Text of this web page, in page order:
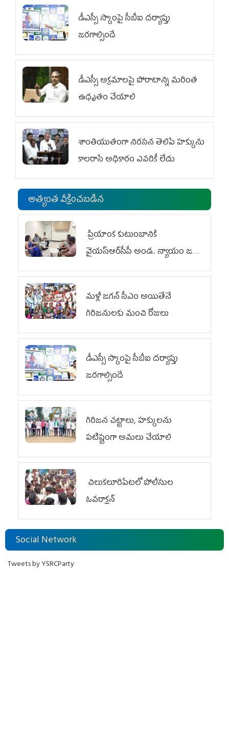
డీఎస్సీ స్కాంపై సీబీఐ దర్యాప్తు
జరగాల్సిందే
డీఎస్సీ అక్రమాలపై పోరాటాన్ని మరింత
ఉధృతం చేయాలి
శాంతియుతంగా నిరసన తెలిపే హక్కును
కాలరాసే అధికారం ఎవరికీ లేదు
అత్యంత వీక్షించబడిన
ప్రియాంక కుటుంబానికి
వైయ‌స్ఆర్‌సీపీ అండ.. న్యాయం జరిగే
వరకు పోరాటం
మళ్లీ జగన్ సీఎం అయితేనే
గిరిజనులకు మంచి రోజులు
డీఎస్సీ స్కాంపై సీబీఐ దర్యాప్తు
జరగాల్సిందే
గిరిజన చట్టాలు, హక్కులను
పటిష్టంగా అమలు చేయాలి
చిలుక‌లూరిపేట‌లో పోలీసుల
ఓవ‌రాక్ష‌న్‌
Social Network
Tweets by YSRCParty